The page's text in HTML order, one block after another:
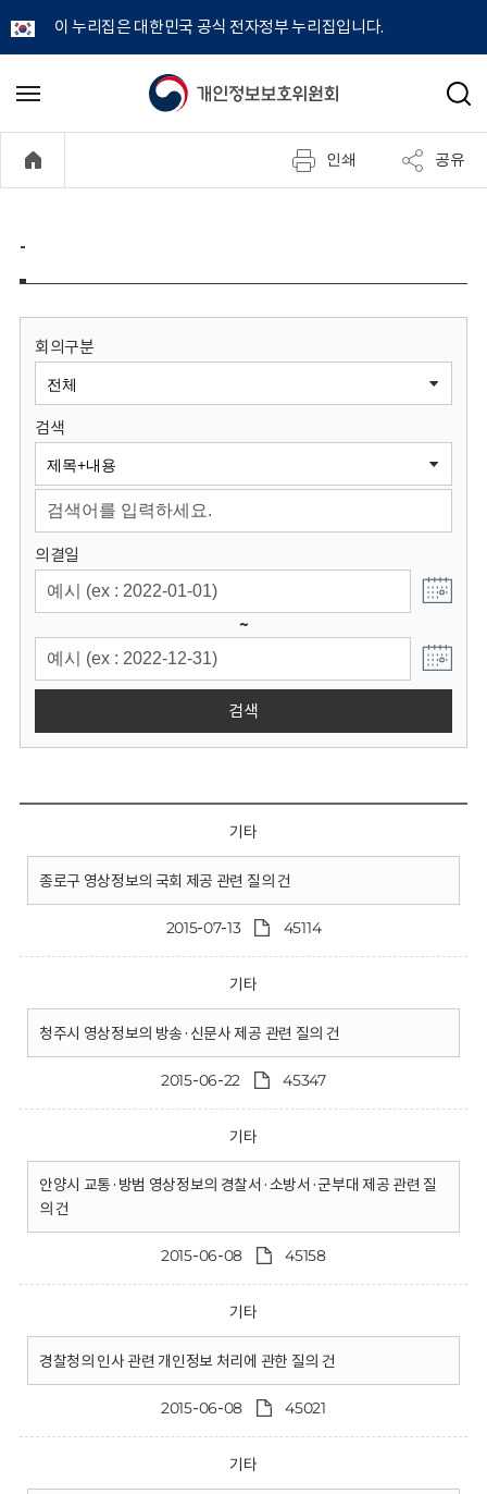
이 누리집은 대한민국 공식 전자정부 누리집입니다.
개
정
보
원
회
메
기
검
인쇄 공유
-
회의구분
검색
의결일
~
검색
기타
종로구 영상정보의 국회 제공 관련 질의 건
2015-07-13 45114
기타
청주시 영상정보의 방송·신문사 제공 관련 질의 건
2015-06-22 45347
기타
안양시 교통·방범 영상정보의 경찰서·소방서·군부대 제공 관련 질
의 건
2015-06-08 45158
기타
경찰청의 인사 관련 개인정보 처리에 관한 질의 건
2015-06-08 45021
기타